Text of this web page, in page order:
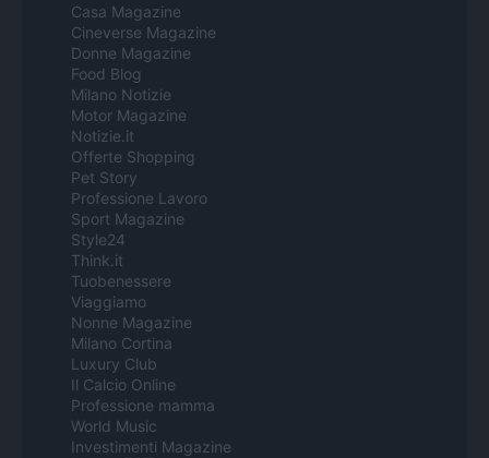
Casa Magazine
Cineverse Magazine
Donne Magazine
Food Blog
Milano Notizie
Motor Magazine
Notizie.it
Offerte Shopping
Pet Story
Professione Lavoro
Sport Magazine
Style24
Think.it
Tuobenessere
Viaggiamo
Nonne Magazine
Milano Cortina
Luxury Club
Il Calcio Online
Professione mamma
World Music
Investimenti Magazine